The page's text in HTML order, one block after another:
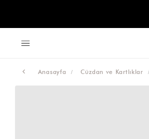
Anasayfa Cüzdan ve Kartlıklar